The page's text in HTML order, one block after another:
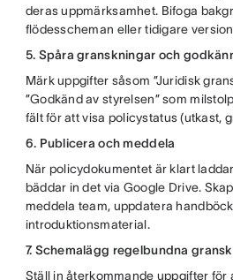
deras uppmärksamhet. Bifoga
flödesscheman eller tidigare
5. Spåra granskningar och
Märk uppgifter såsom ”Juridisk
”Godkänd av styrelsen” som
fält för att visa policystatus (utkast,
6. Publicera och meddela
När policydokumentet är klart
bäddar in det via Google Drive.
meddela team, uppdatera
introduktionsmaterial.
7. Schemalägg regelbundna
Ställ in återkommande uppgifter för